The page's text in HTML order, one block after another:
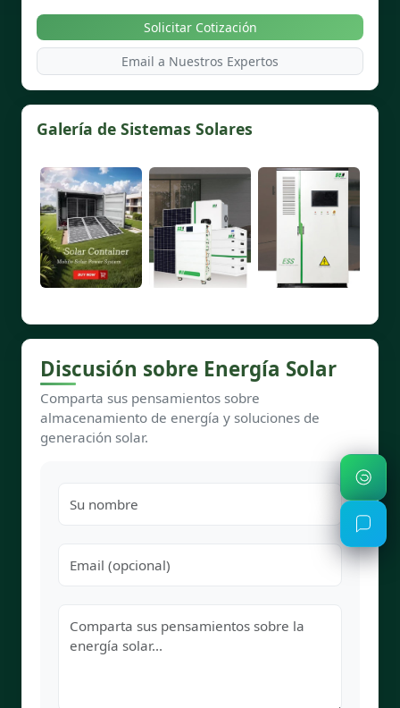
Solicitar Cotización
Email a Nuestros Expertos
Galería de Sistemas Solares
Discusión sobre Energía Solar
Comparta sus pensamientos sobre
almacenamiento de energía y soluciones de
generación solar.